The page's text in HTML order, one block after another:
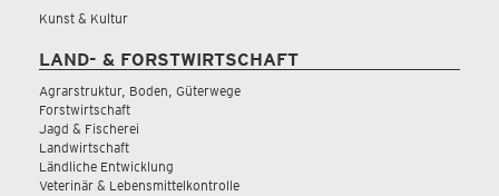
Kunst & Kultur
LAND- & FORSTWIRTSCHAFT
Agrarstruktur, Boden, Güterwege
Forstwirtschaft
Jagd & Fischerei
Landwirtschaft
Ländliche Entwicklung
Veterinär & Lebensmittelkontrolle